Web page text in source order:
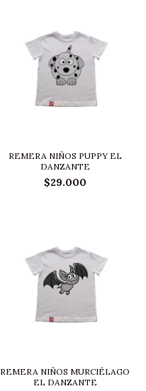
REMERA NIÑOS PUPPY EL
DANZANTE
$29.000
REMERA NIÑOS MURCIÉLAGO
EL DANZANTE